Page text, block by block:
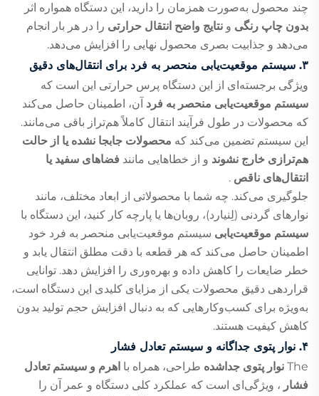
چند محصول به‌صورت همزمان را دارید، این دستگاه همواره اثر
بدون چاپ رنگی و نتایج واضح انتقال حرارتی را در هر بار انجام
می‌دهد و جذابیت بصری محصول نهایی را افزایش می‌دهد.
۳. سیستم موقعیت‌یابی منحصر به فرد برای انتقال‌های دقیق
ویژگی برجسته‌ای از این دستگاه پرس حرارتی این است که
سیستم موقعیت‌یابی منحصر به فرد آن، اطمینان حاصل می‌کند
که محصولات در طول فرآیند انتقال کاملاً هم‌تراز باقی می‌مانند.
این سیستم تضمین می‌کند که محصولات جابجا نشده یا از حالت
هم‌ترازی خارج نشوند و از خطاهایی مانند فضاهای سفید یا
انتقال‌های ناقص .
جلوگیری می‌کند. چه شما با محصولاتی از ابعاد مختلف، مانند
نوارهای گردنی (لِنیارد)، روبان‌ها یا پارچه کار کنید، این دستگاه با
سیستم موقعیت‌یابی سیستم موقعیت‌یابی منحصر به فرد خود
اطمینان حاصل می‌کند که هر قطعه با دقت مطلق انتقال یابد و
خطر ضایعات را کاهش داده و بهره‌وری را افزایش دهد. توانایی
قراردهی دقیق محصولات یکی از مزایای کلیدی این دستگاه است،
به‌ویژه برای کسب‌وکارهایی که به دنبال افزایش حجم تولید بدون
کاهش کیفیت هستند.
۴. نوار پتوی جداگانه و سیستم تعادل فشار
The نوار پتوی جداشده طراحی، همراه با اهرم و سیستم تعادل
فشار ، ویژگی‌ای است که عملکرد کلی دستگاه و عمر آن را